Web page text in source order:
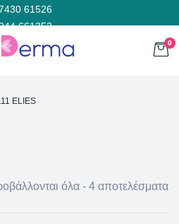
61526
661353
0
ELIES
όλα - 4 αποτελέσματα